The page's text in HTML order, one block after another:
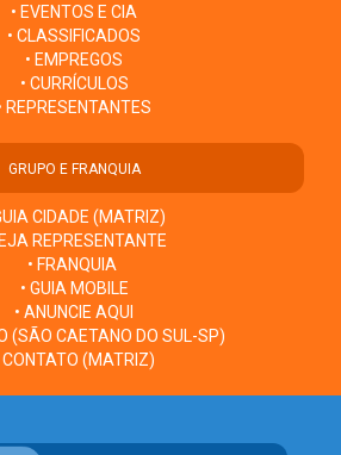
• EVENTOS E CIA
• CLASSIFICADOS
• EMPREGOS
• CURRÍCULOS
REPRESENTANTES
GRUPO E FRANQUIA
CIDADE (MATRIZ)
REPRESENTANTE
• FRANQUIA
• GUIA MOBILE
• ANUNCIE AQUI
(SÃO CAETANO DO SUL-SP)
CONTATO (MATRIZ)